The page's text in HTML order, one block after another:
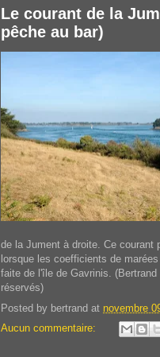
Le courant de la
pêche au bar)
de la Jument à droite. Ce courant
lorsque les coefficients de
faite de l'île de Gavrinis.
réservés)
Posted by bertrand at novembre
Aucun commentaire: